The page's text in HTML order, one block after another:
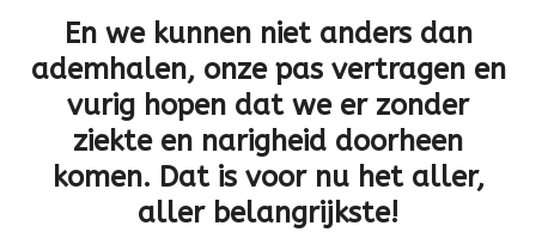
En we kunnen niet anders dan
ademhalen, onze pas vertragen en
vurig hopen dat we er zonder
ziekte en narigheid doorheen
komen. Dat is voor nu het aller,
aller belangrijkste!